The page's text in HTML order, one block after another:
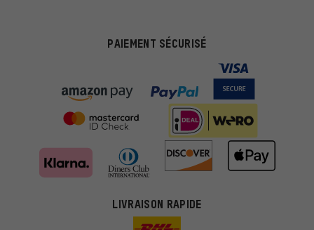
PAIEMENT SÉCURISÉ
LIVRAISON RAPIDE